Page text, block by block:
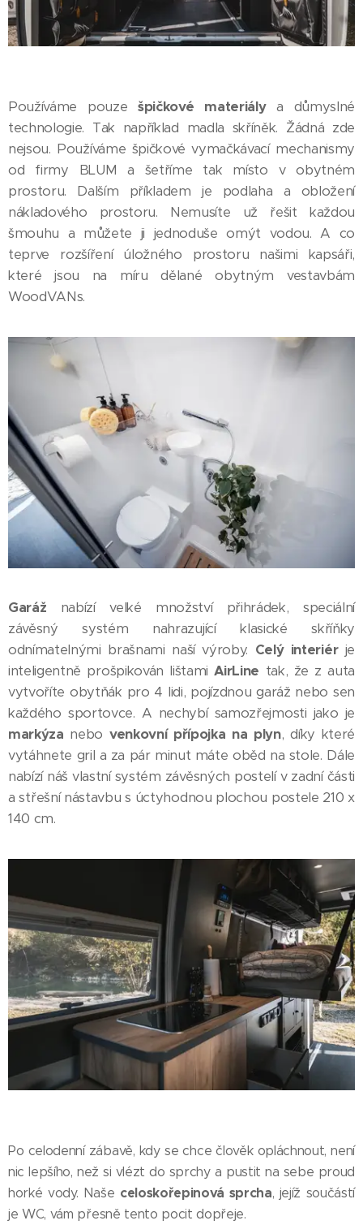
Používáme pouzešpičkové materiálya důmyslné
technologie. Tak například madla skříněk. Žádná zde
nejsou. Používáme špičkové vymačkávací mechanismy
od firmy BLUM a šetříme tak místo v obytném
prostoru. Dalším příkladem je podlaha a obložení
nákladového prostoru. Nemusíte už řešit každou
šmouhu a můžete ji jednoduše omýt vodou. A co
teprve rozšíření úložného prostoru našimi kapsáři,
které jsou na míru dělané obytným vestavbám
WoodVANs.
Garáž nabízí velké množství přihrádek, speciální
závěsný systém nahrazující klasické skříňky
odnímatelnými brašnami naší výroby. Celý interiérje
inteligentně prošpikován lištamiAirLine tak, že z auta
vytvoříte obytňák pro 4 lidi, pojízdnou garáž nebo sen
každého sportovce. A nechybí samozřejmosti jako je
markýza nebo venkovní přípojka na plyn, díky které
vytáhnete gril a za pár minut máte oběd na stole. Dále
nabízí náš vlastní systém závěsných postelí v zadní části
a střešní nástavbu s úctyhodnou plochou postele 210 x
140 cm.
Po celodenní zábavě, kdy se chce člověk opláchnout, není
nic lepšího, než si vlézt do sprchy a pustit na sebe proud
horké vody. Naše celoskořepinová sprcha, jejíž součástí
je WC, vám přesně tento pocit dopřeje.